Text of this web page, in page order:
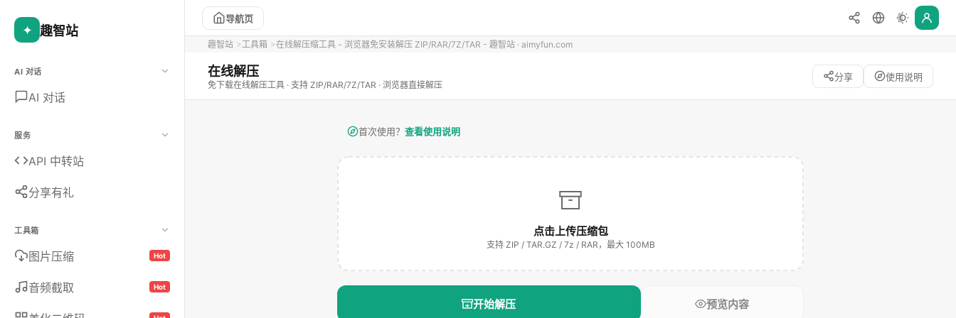
✦ 趣智站
AI 对话
AI 对话
服务
API 中转站
分享有礼
工具箱
图片压缩 Hot
音频截取 Hot
导航页
趣智站 工具箱 在线解压缩工具 - 浏览器免安装解压 ZIP/RAR/7Z/TAR - 趣智站 · aimyfun.com
在线解压
免下载在线解压工具 · 支持 ZIP/RAR/7Z/TAR · 浏览器直接解压
分享 使用说明
首次使用？ 查看使用说明
点击上传压缩包
支持 ZIP / TAR.GZ / 7z / RAR，最大 100MB
开始解压 预览内容